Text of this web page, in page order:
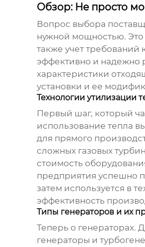
Обзор: Не просто
Вопрос выбора
нужной мощностью. Это
также учет требований
эффективно и надежно
характеристики
установки и ее
Технологии утилизации
Первый шаг, который
использование тепла
для прямого
сложных газовых
стоимость
предприятия успешно
затем используется в
эффективность
Типы генераторов и их
Теперь о генераторах.
генераторы и